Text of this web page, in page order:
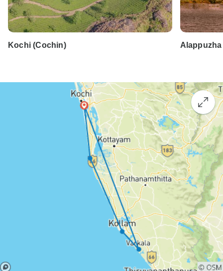
Kochi (Cochin) Alappuzha